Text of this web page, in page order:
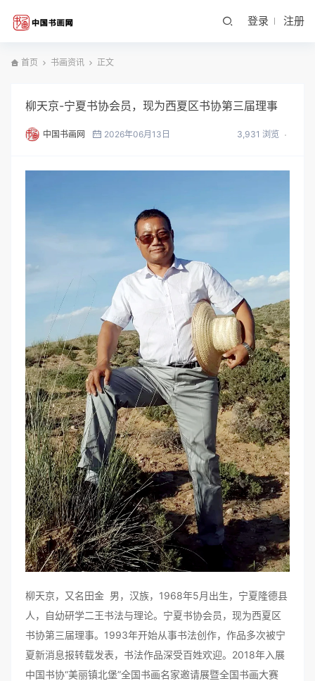
登录 注册
首页 书画资讯 正文
柳天京-宁夏书协会员，现为西夏区书协第三届理事
中国书画网 2026年06月13日 3,931 浏览
柳天京，又名田金 男，汉族，1968年5月出生，宁夏隆德县
人，自幼研学二王书法与理论。宁夏书协会员，现为西夏区
书协第三届理事。1993年开始从事书法创作，作品多次被宁
夏新消息报转载发表，书法作品深受百姓欢迎。2018年入展
中国书协“美丽镇北堡”全国书画名家邀请展暨全国书画大赛